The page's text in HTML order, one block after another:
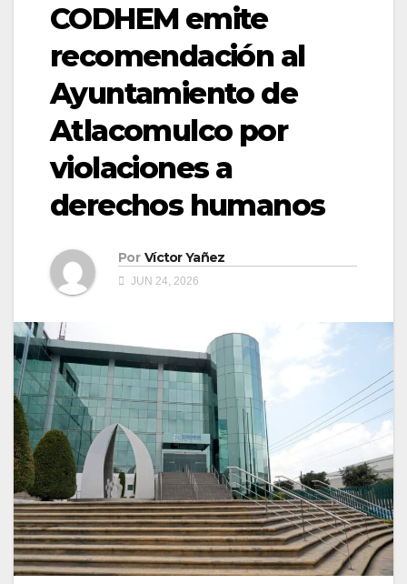
CODHEM emite
recomendación al
Ayuntamiento de
Atlacomulco por
violaciones a
derechos humanos
Por Víctor Yañez
JUN 24, 2026